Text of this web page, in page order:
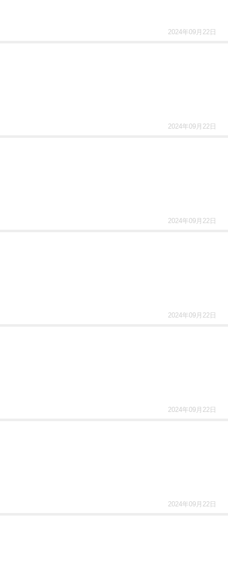
2024年09月22日
2024年09月22日
2024年09月22日
2024年09月22日
2024年09月22日
2024年09月22日